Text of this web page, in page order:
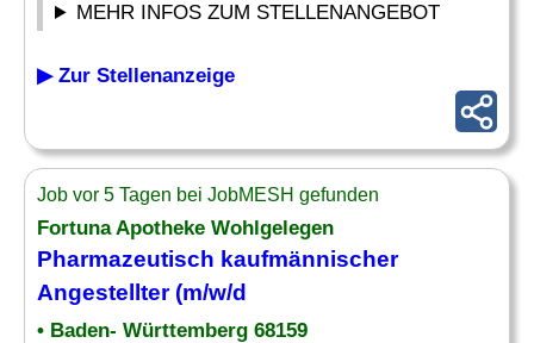
MEHR INFOS ZUM STELLENANGEBOT
▶ Zur Stellenanzeige
Job vor 5 Tagen bei JobMESH gefunden
Fortuna Apotheke Wohlgelegen
Pharmazeutisch kaufmännischer
Angestellter(m/w/d
• Baden- Württemberg 68159